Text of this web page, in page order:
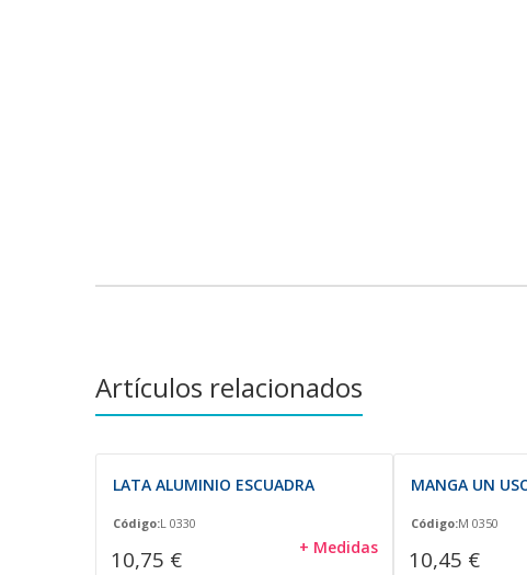
Artículos relacionados
LATA ALUMINIO ESCUADRA
Código:L 0330
10,75 € + Medidas
MANGA UN
Código:M 0350
10,45 €